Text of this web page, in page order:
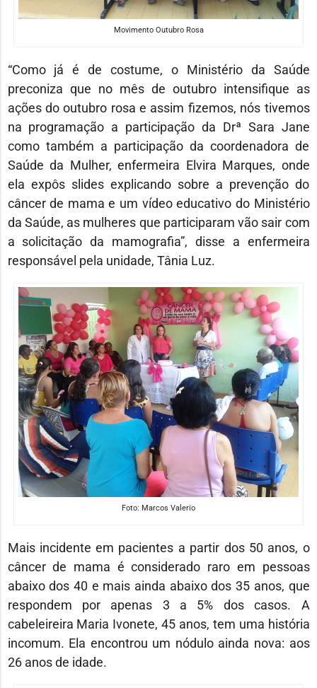
Movimento Outubro Rosa
“Como já é de costume, o Ministério da Saúde
preconiza que no mês de outubro intensifique as
ações do outubro rosa e assim fizemos, nós tivemos
na programação a participação da Drª Sara Jane
como também a participação da coordenadora de
Saúde da Mulher, enfermeira Elvira Marques, onde
ela expôs slides explicando sobre a prevenção do
câncer de mama e um vídeo educativo do Ministério
da Saúde, as mulheres que participaram vão sair com
a solicitação da mamografia”, disse a enfermeira
responsável pela unidade, Tânia Luz.
Foto: Marcos Valerio
Mais incidente em pacientes a partir dos 50 anos, o
câncer de mama é considerado raro em pessoas
abaixo dos 40 e mais ainda abaixo dos 35 anos, que
respondem por apenas 3 a 5% dos casos. A
cabeleireira Maria Ivonete, 45 anos, tem uma história
incomum. Ela encontrou um nódulo ainda nova: aos
26 anos de idade.